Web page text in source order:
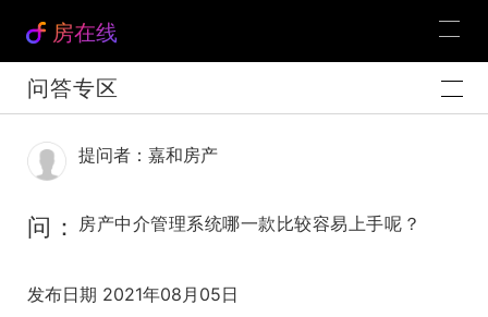
房在线
问答专区
提问者：嘉和房产
问： 房产中介管理系统哪一款比较容易上手呢？
发布日期 2021年08月05日